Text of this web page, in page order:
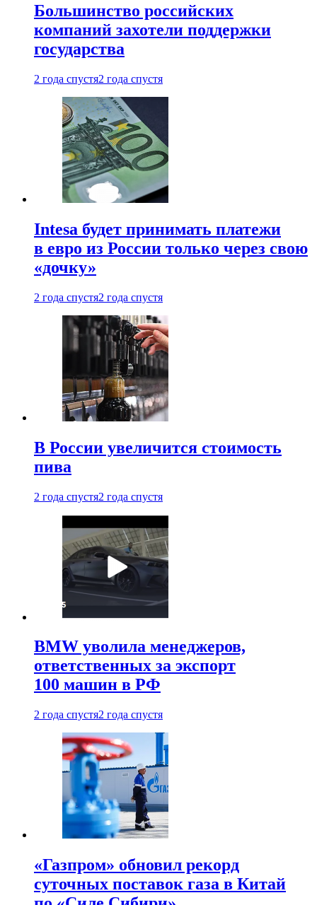
Большинство российских
компаний захотели поддержки
государства
2 года спустя2 года спустя
Intesa будет принимать платежи
в евро из России только через свою
«дочку»
2 года спустя2 года спустя
В России увеличится стоимость
пива
2 года спустя2 года спустя
BMW уволила менеджеров,
ответственных за экспорт
100 машин в РФ
2 года спустя2 года спустя
«Газпром» обновил рекорд
суточных поставок газа в Китай